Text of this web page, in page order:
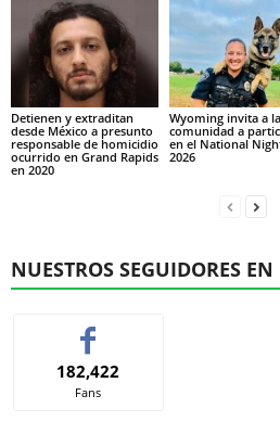
Detienen y extraditan
desde México a presunto
responsable de homicidio
ocurrido en Grand Rapids
en 2020
Wyoming invita a la
comunidad a
en el National
2026
NUESTROS SEGUIDORES
182,422
Fans